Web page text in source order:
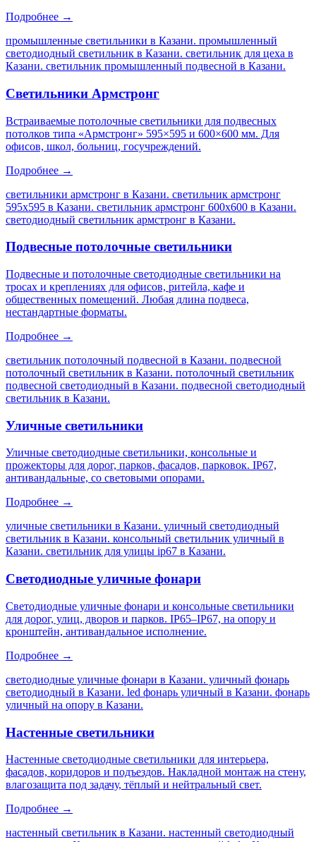
Подробнее →
промышленные светильники в Казани. промышленный
светодиодный светильник в Казани. светильник для цеха в
Казани. светильник промышленный подвесной в Казани.
Светильники Армстронг
Встраиваемые потолочные светильники для подвесных
потолков типа «Армстронг» 595×595 и 600×600 мм. Для
офисов, школ, больниц, госучреждений.
Подробнее →
светильники армстронг в Казани. светильник армстронг
595х595 в Казани. светильник армстронг 600х600 в Казани.
светодиодный светильник армстронг в Казани.
Подвесные потолочные светильники
Подвесные и потолочные светодиодные светильники на
тросах и креплениях для офисов, ритейла, кафе и
общественных помещений. Любая длина подвеса,
нестандартные форматы.
Подробнее →
светильник потолочный подвесной в Казани. подвесной
потолочный светильник в Казани. потолочный светильник
подвесной светодиодный в Казани. подвесной светодиодный
светильник в Казани.
Уличные светильники
Уличные светодиодные светильники, консольные и
прожекторы для дорог, парков, фасадов, парковок. IP67,
антивандальные, со световыми опорами.
Подробнее →
уличные светильники в Казани. уличный светодиодный
светильник в Казани. консольный светильник уличный в
Казани. светильник для улицы ip67 в Казани.
Светодиодные уличные фонари
Светодиодные уличные фонари и консольные светильники
для дорог, улиц, дворов и парков. IP65–IP67, на опору и
кронштейн, антивандальное исполнение.
Подробнее →
светодиодные уличные фонари в Казани. уличный фонарь
светодиодный в Казани. led фонарь уличный в Казани. фонарь
уличный на опору в Казани.
Настенные светильники
Настенные светодиодные светильники для интерьера,
фасадов, коридоров и подъездов. Накладной монтаж на стену,
влагозащита под задачу, тёплый и нейтральный свет.
Подробнее →
настенный светильник в Казани. настенный светодиодный